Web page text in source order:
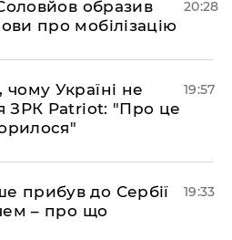
образив
про мобілізацію
20:28
Україні не
ЗРК Patriot: "Про це
19:57
прибув до Сербії
– про що
19:33